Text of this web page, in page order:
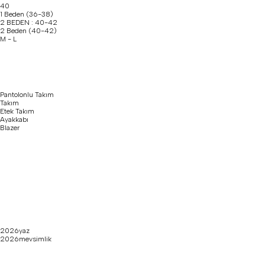
40
1 Beden (36-38)
2 BEDEN : 40-42
2 Beden (40-42)
M - L
Pantolonlu Takım
Takım
Etek Takım
Ayakkabı
Blazer
2026yaz
2026mevsimlik